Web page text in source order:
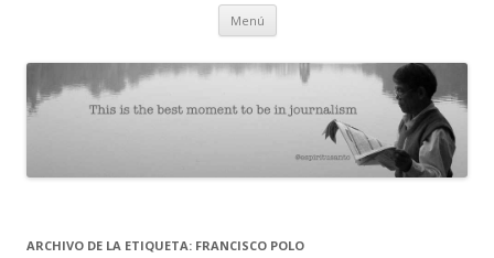
Menú Ir
contenido
ARCHIVO DE LA ETIQUETA: FRANCISCO POLO